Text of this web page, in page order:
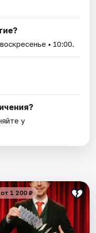
воскресенье • 10:00.
у
от 1 200 ₽